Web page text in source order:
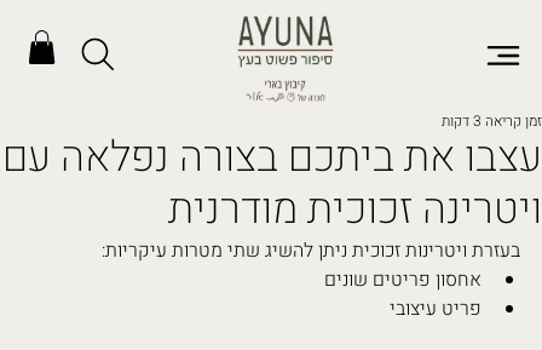
עצבו את ביתכם בצורה נפלאה עם
ויטרינה זכוכית מודרנית
זמן קריאה 3 דקות
בעזרת ויטרינות זכוכית ניתן להשיג שתי מטרות עיקריות:
אחסון פריטים שונים
פריט עיצובי